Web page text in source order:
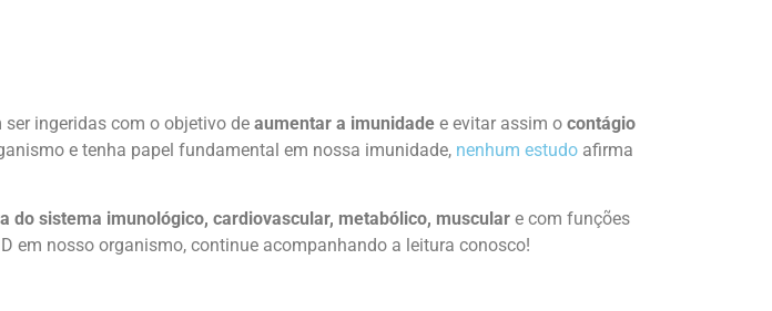
ser ingeridas com o objetivo de aumentar a imunidade e evitar assim o contágio
e tenha papel fundamental em nossa imunidade, nenhum estudo afirma
do sistema imunológico, cardiovascular, metabólico, muscular e com funções
em nosso organismo, continue acompanhando a leitura conosco!